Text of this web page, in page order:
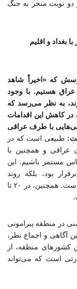
نوبت منجر به جنگ
بغداد و اقلیم
که «اخیراً شاهد
هستیم. با وجود
به نظر می‌رسد که
کاهش این اقدامات
با طرف عراقی
طبیعی است که در
عراقی‌ و همچنین با
مستمر باشیم. این
بود، بلکه روند
همکاری‌های دو طرف نیز مفید و مثبت بوده است. همچنین، در ۲۰ تا
در منطقه پیرامونی
آگاهی و اجماع نظر،
کشورهای منطقه، از
است که می‌تواند